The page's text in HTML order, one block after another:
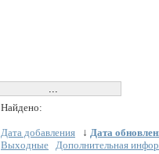
Найдено:
Дата добавления ↓ Дата
Выходные
Дополнительная